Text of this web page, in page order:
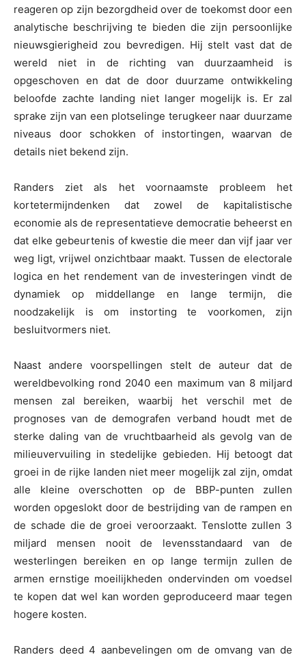
reageren op zijn bezorgdheid over de toekomst door een
analytische beschrijving te bieden die zijn persoonlijke
nieuwsgierigheid zou bevredigen. Hij stelt vast dat de
wereld niet in de richting van duurzaamheid is
opgeschoven en dat de door duurzame ontwikkeling
beloofde zachte landing niet langer mogelijk is. Er zal
sprake zijn van een plotselinge terugkeer naar duurzame
niveaus door schokken of instortingen, waarvan de
details niet bekend zijn.
Randers ziet als het voornaamste probleem het
kortetermijndenken dat zowel de kapitalistische
economie als de representatieve democratie beheerst en
dat elke gebeurtenis of kwestie die meer dan vijf jaar ver
weg ligt, vrijwel onzichtbaar maakt. Tussen de electorale
logica en het rendement van de investeringen vindt de
dynamiek op middellange en lange termijn, die
noodzakelijk is om instorting te voorkomen, zijn
besluitvormers niet.
Naast andere voorspellingen stelt de auteur dat de
wereldbevolking rond 2040 een maximum van 8 miljard
mensen zal bereiken, waarbij het verschil met de
prognoses van de demografen verband houdt met de
sterke daling van de vruchtbaarheid als gevolg van de
milieuvervuiling in stedelijke gebieden. Hij betoogt dat
groei in de rijke landen niet meer mogelijk zal zijn, omdat
alle kleine overschotten op de BBP-punten zullen
worden opgeslokt door de bestrijding van de rampen en
de schade die de groei veroorzaakt. Tenslotte zullen 3
miljard mensen nooit de levensstandaard van de
westerlingen bereiken en op lange termijn zullen de
armen ernstige moeilijkheden ondervinden om voedsel
te kopen dat wel kan worden geproduceerd maar tegen
hogere kosten.
Randers deed 4 aanbevelingen om de omvang van de